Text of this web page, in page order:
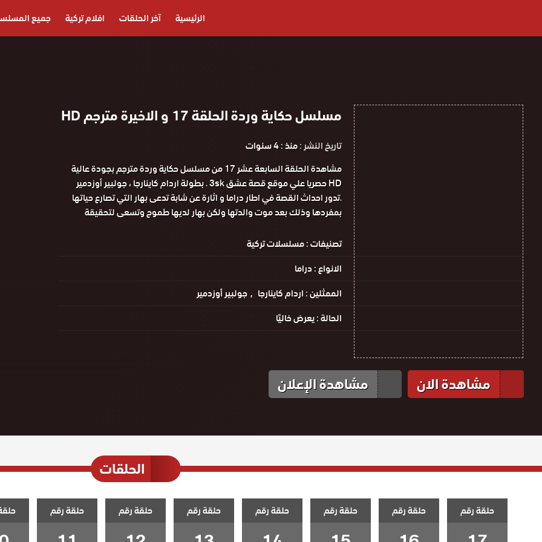
الرئيسية آخر الحلقات افلام تركية جميع
مسلسل حكاية وردة الحلقة 17 و الاخيرة مترجم HD
تاريخ النشر :منذ : 4 سنوات
مشاهدة الحلقة السابعة عشر 17 من مسلسل حكاية وردة مترجم بجودة عالية
HD حصريا علي موقع قصة عشق 3sk . بطولة اردام كاينارجا ، جولبير أوزدمير
.تدور احداث القصة في اطار دراما و اثارة عن شابة تدعى بهار التي تصارع حياتها
بمفردها وذلك بعد موت والدتها ولكن بهار لديها طموح وتسعى لتحقيقة
تصنيفات :مسلسلات تركية
الانواع :دراما
الممثلين :اردام كاينارجا
جولبير أوزدمير
الحالة :يعرض خاليًا
مشاهدة الان مشاهدة الإعلان
الحلقات
حلقة رقم حلقة رقم حلقة رقم حلقة رقم حلقة رقم حلقة رقم حلقة رقم